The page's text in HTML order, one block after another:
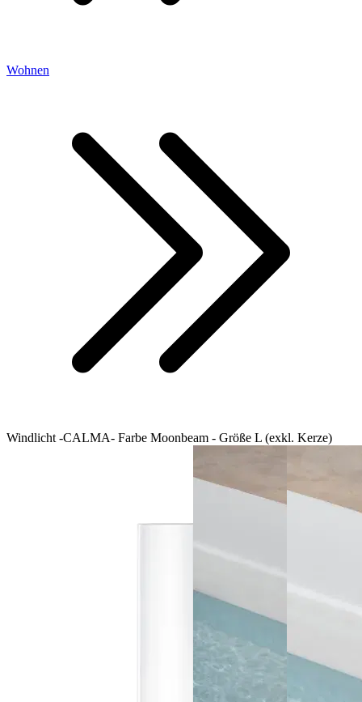
Wohnen
Windlicht -CALMA- Farbe Moonbeam - Größe L (exkl. Kerze)